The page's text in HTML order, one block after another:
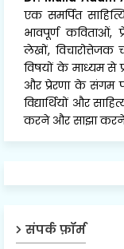
एक समर्पित
भावपूर्ण कविताओं,
लेखों,
विषयों के माध्यम से
और प्रेरणा के संगम
विद्यार्थियों और
करने और साझा करने
संपर्क फ़ॉर्म